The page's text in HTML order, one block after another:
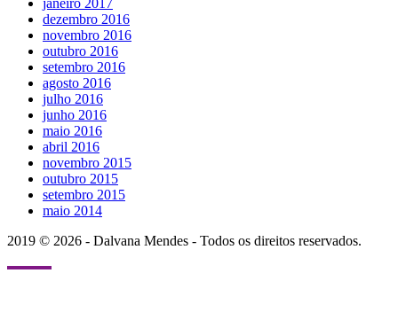
janeiro 2017
dezembro 2016
novembro 2016
outubro 2016
setembro 2016
agosto 2016
julho 2016
junho 2016
maio 2016
abril 2016
novembro 2015
outubro 2015
setembro 2015
maio 2014
2019 © 2026 - Dalvana Mendes - Todos os direitos reservados.